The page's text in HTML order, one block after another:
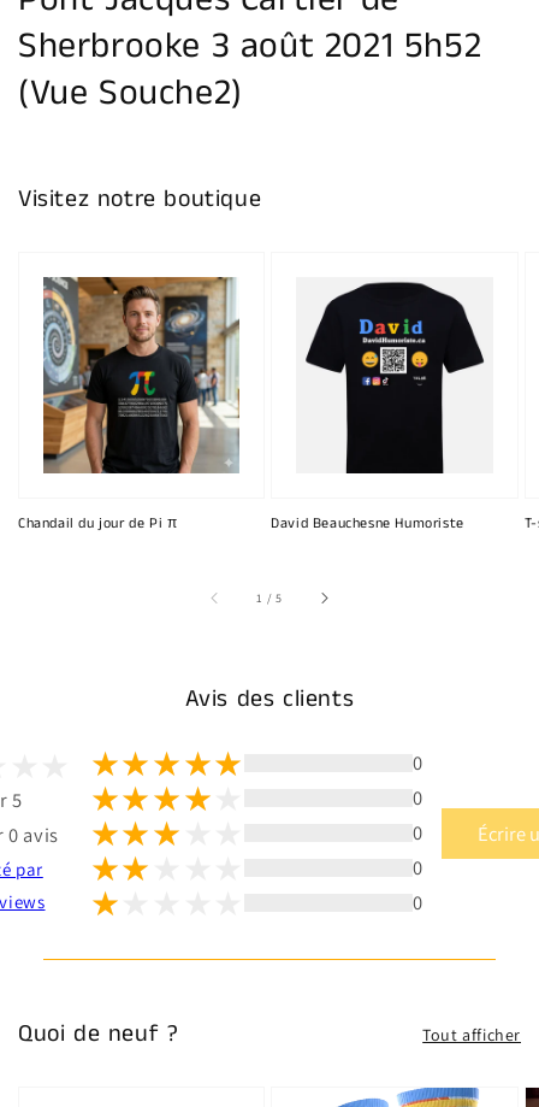
galerie
Sherbrooke 3 août 2021 5h52
(Vue Souche2)
Visitez notre boutique
Chandail du jour de Pi π David Beauchesne Humoriste
1 /sur
5
Avis des clients
5
0 avis
par
0
0
0
0
0
Écrire
Quoi de neuf ? Tout afficher